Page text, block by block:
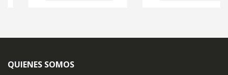
QUIENES SOMOS